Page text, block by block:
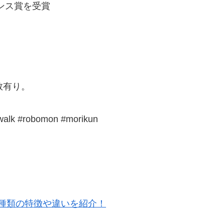
ス賞を受賞
り。
#robomon #morikun
類の特徴や違いを紹介！